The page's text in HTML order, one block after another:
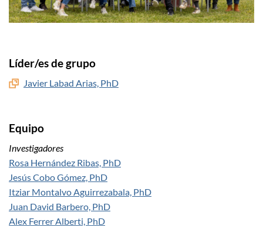
Líder/es de grupo
Javier Labad Arias, PhD
Equipo
Investigadores
Rosa Hernández Ribas, PhD
Jesús Cobo Gómez, PhD
Itziar Montalvo Aguirrezabala, PhD
Juan David Barbero, PhD
Alex Ferrer Alberti, PhD